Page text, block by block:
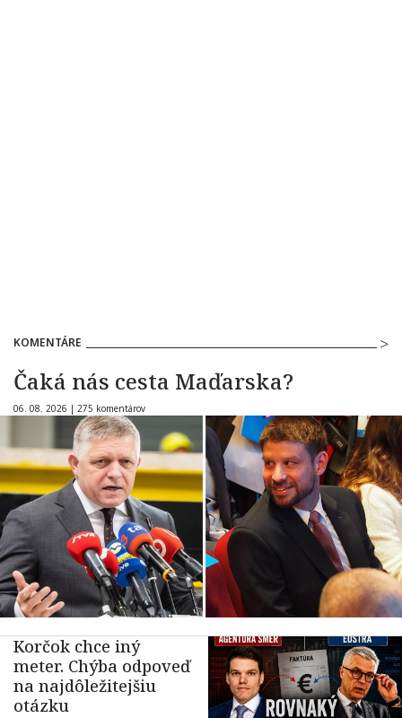
KOMENTÁRE
Čaká nás cesta Maďarska?
06. 08. 2026 | 275 komentárov
Korčok chce iný
meter. Chýba odpoveď
na najdôležitejšiu
otázku